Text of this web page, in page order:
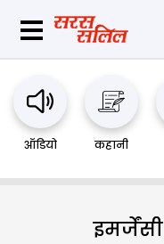
ऑडियो कहानी